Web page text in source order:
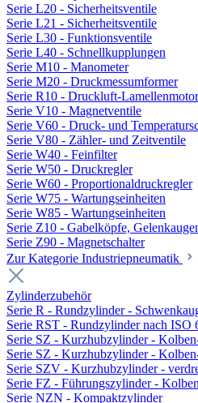
Serie L20 - Sicherheitsventile
Serie L21 - Sicherheitsventile
Serie L30 - Funktionsventile
Serie L40 - Schnellkupplungen
Serie M10 - Manometer
Serie M20 - Druckmessumformer
Serie R10 - Druckluft-
Serie V10 - Magnetventile
Serie V60 - Druck- und
Serie V80 - Zähler- und Zeitventile
Serie W40 - Feinfilter
Serie W50 - Druckregler
Serie W60 - Proportionaldruckregler
Serie W75 - Wartungseinheiten
Serie W85 - Wartungseinheiten
Serie Z10 - Gabelköpfe,
Serie Z90 - Magnetschalter
Zur Kategorie Industriepneumatik
Zylinderzubehör
Serie R - Rundzylinder -
Serie RST - Rundzylinder nach
Serie SZ - Kurzhubzylinder -
Serie SZ - Kurzhubzylinder -
Serie SZV - Kurzhubzylinder -
Serie FZ - Führungszylinder -
Serie NZN - Kompaktzylinder